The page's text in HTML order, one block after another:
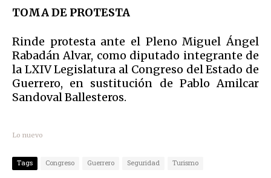
TOMA DE PROTESTA
Rinde protesta ante el Pleno Miguel Ángel
Rabadán Alvar, como diputado integrante de
la LXIV Legislatura al Congreso del Estado de
Guerrero, en sustitución de Pablo Amilcar
Sandoval Ballesteros.
Lo nuevo
Tags Congreso Guerrero Seguridad Turismo